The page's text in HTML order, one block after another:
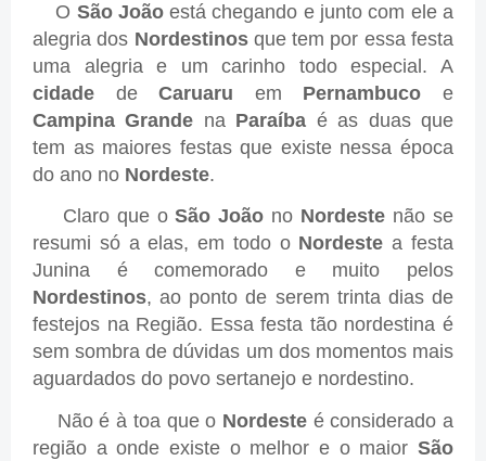
O São Joãoestá chegando e junto com ele a
alegria dos Nordestinosque tem por essa festa
uma alegria e um carinho todo especial. A
cidade deCaruaru em Pernambuco e
Campina Grande na Paraíba é as duas que
tem as maiores festas que existe nessa época
do ano no Nordeste.
Claro que oSão João no Nordeste não se
resumi só a elas, em todo o Nordestea festa
Junina é comemorado e muito pelos
Nordestinos, ao ponto de serem trinta dias de
festejos na Região. Essa festa tão nordestina é
sem sombra de dúvidas um dos momentos mais
aguardados do povo sertanejo e nordestino.
Não é à toa que o Nordesteé considerado a
região a onde existe o melhor e o maior São